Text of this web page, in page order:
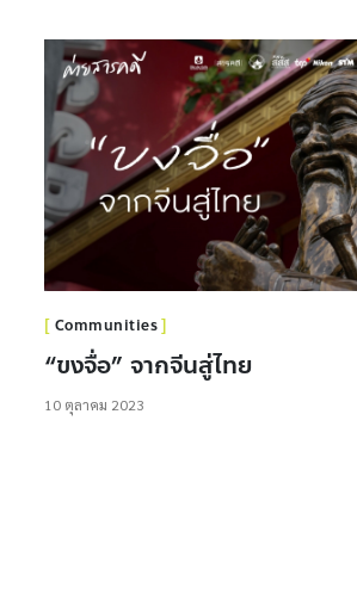
Communities
“ขงจื่อ” จากจีนสู่ไทย
10 ตุลาคม 2023